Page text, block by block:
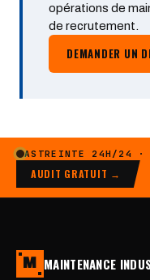
opérations de
de recrutement.
DEMANDER UN
ASTREINTE 24H/24
AUDIT GRATUIT →
M MAINTENANCE